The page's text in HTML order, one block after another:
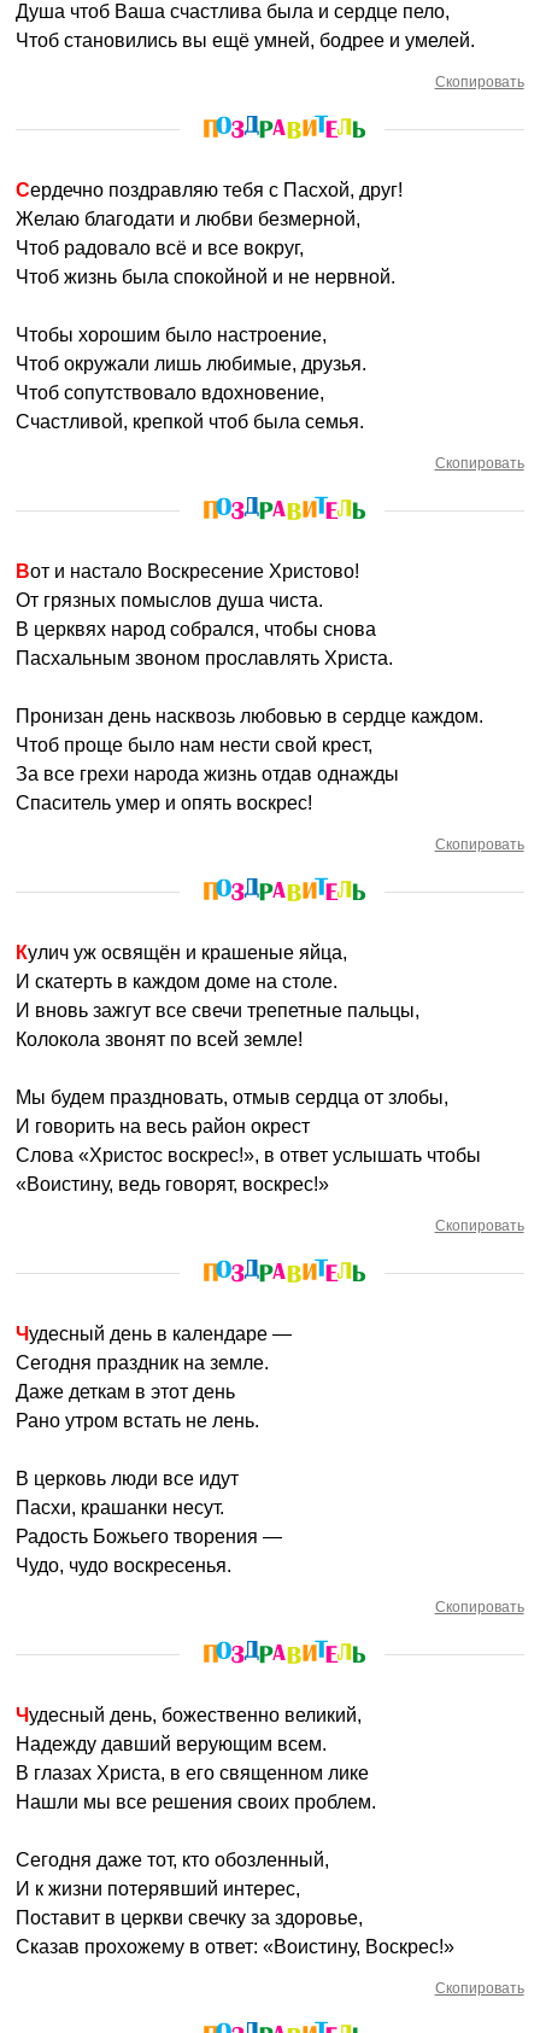
Душа чтоб Ваша счастлива была и сердце пело,
Чтоб становились вы ещё умней, бодрее и умелей.
Скопировать
Сердечно поздравляю тебя с Пасхой, друг!
Желаю благодати и любви безмерной,
Чтоб радовало всё и все вокруг,
Чтоб жизнь была спокойной и не нервной.
Чтобы хорошим было настроение,
Чтоб окружали лишь любимые, друзья.
Чтоб сопутствовало вдохновение,
Счастливой, крепкой чтоб была семья.
Скопировать
Вот и настало Воскресение Христово!
От грязных помыслов душа чиста.
В церквях народ собрался, чтобы снова
Пасхальным звоном прославлять Христа.
Пронизан день насквозь любовью в сердце каждом.
Чтоб проще было нам нести свой крест,
За все грехи народа жизнь отдав однажды
Спаситель умер и опять воскрес!
Скопировать
Кулич уж освящён и крашеные яйца,
И скатерть в каждом доме на столе.
И вновь зажгут все свечи трепетные пальцы,
Колокола звонят по всей земле!
Мы будем праздновать, отмыв сердца от злобы,
И говорить на весь район окрест
Слова «Христос воскрес!», в ответ услышать чтобы
«Воистину, ведь говорят, воскрес!»
Скопировать
Чудесный день в календаре —
Сегодня праздник на земле.
Даже деткам в этот день
Рано утром встать не лень.
В церковь люди все идут
Пасхи, крашанки несут.
Радость Божьего творения —
Чудо, чудо воскресенья.
Скопировать
Чудесный день, божественно великий,
Надежду давший верующим всем.
В глазах Христа, в его священном лике
Нашли мы все решения своих проблем.
Сегодня даже тот, кто обозленный,
И к жизни потерявший интерес,
Поставит в церкви свечку за здоровье,
Сказав прохожему в ответ: «Воистину, Воскрес!»
Скопировать